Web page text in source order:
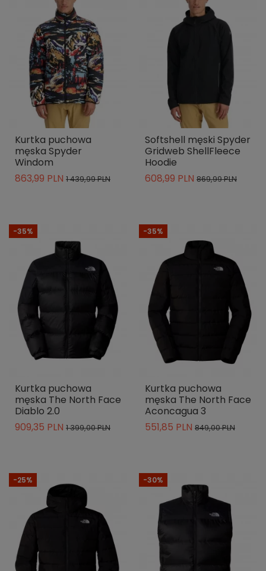
Kurtka puchowa
męska Spyder
Windom
863,99 PLN 1 439,99 PLN
Softshell męski Spyder
Gridweb ShellFleece
Hoodie
608,99 PLN 869,99 PLN
-35%
Kurtka puchowa
męska The North Face
Diablo 2.0
909,35 PLN 1 399,00 PLN
-35%
Kurtka puchowa
męska The North Face
Aconcagua 3
551,85 PLN 849,00 PLN
-25% -30%